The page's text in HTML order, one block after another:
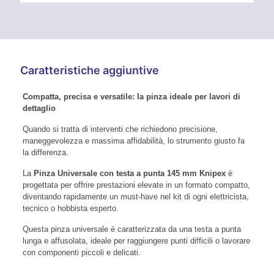
Caratteristiche aggiuntive
Compatta, precisa e versatile: la pinza ideale per lavori di
dettaglio
Quando si tratta di interventi che richiedono precisione,
maneggevolezza e massima affidabilità, lo strumento giusto fa
la differenza.
La Pinza Universale con testa a punta 145 mm Knipexè
progettata per offrire prestazioni elevate in un formato compatto,
diventando rapidamente un must-have nel kit di ogni elettricista,
tecnico o hobbista esperto.
Questa pinza universale è caratterizzata da una testa a punta
lunga e affusolata, ideale per raggiungere punti difficili o lavorare
con componenti piccoli e delicati.